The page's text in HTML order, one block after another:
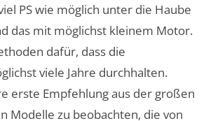
PS wie möglich unter die Haube
das mit möglichst kleinem Motor.
dafür, dass die
viele Jahre durchhalten.
erste Empfehlung aus der großen
Modelle zu beobachten, die von